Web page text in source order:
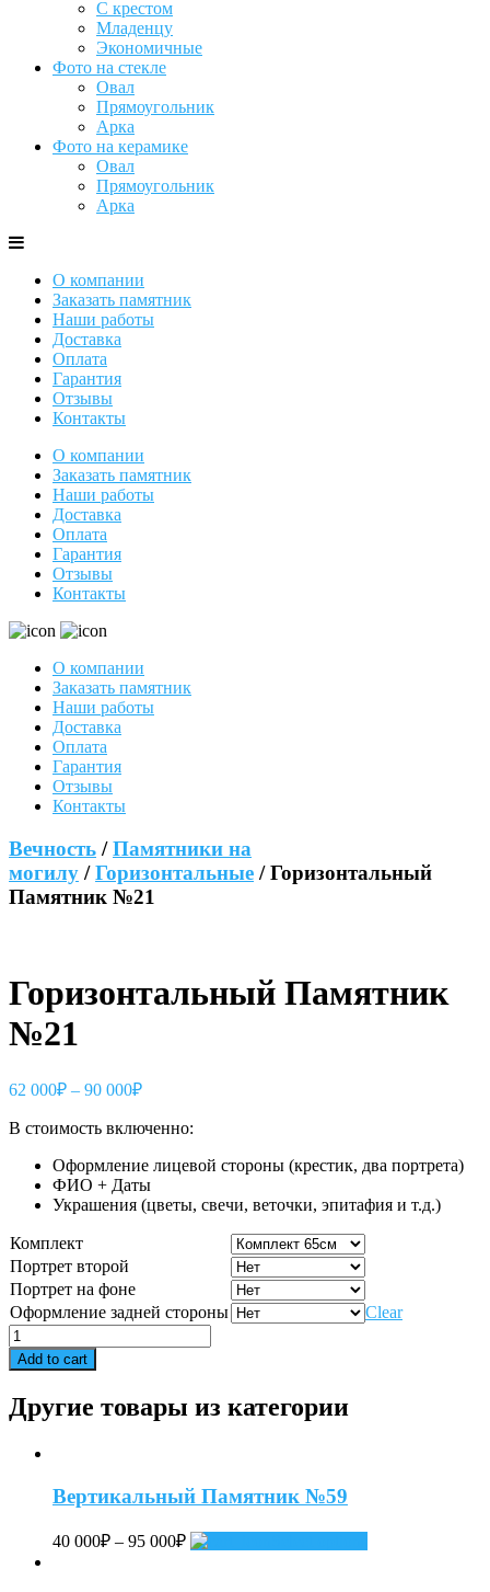
С крестом
Младенцу
Экономичные
Фото на стекле
Овал
Прямоугольник
Арка
Фото на керамике
Овал
Прямоугольник
Арка
О компании
Заказать памятник
Наши работы
Доставка
Оплата
Гарантия
Отзывы
Контакты
О компании
Заказать памятник
Наши работы
Доставка
Оплата
Гарантия
Отзывы
Контакты
О компании
Заказать памятник
Наши работы
Доставка
Оплата
Гарантия
Отзывы
Контакты
Вечность /Памятники на
могилу /Горизонтальные / Горизонтальный
Памятник №21
Горизонтальный Памятник
№21
62 000₽ – 90 000₽
В стоимость включенно:
Оформление лицевой стороны (крестик, два портрета)
ФИО + Даты
Украшения (цветы, свечи, веточки, эпитафия и т.д.)
Комплект
Портрет второй
Портрет на фоне
Оформление задней стороны
Clear
Горизонтальный
Памятник
№21
Add to cart
Другие товары из категории
Вертикальный Памятник №59
40 000₽ – 95 000₽